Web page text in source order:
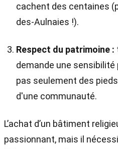
cachent des centaines
des-Aulnaies !).
Respect du patrimoine :
demande une sensibilité
pas seulement des
d'une communauté.
L’achat d’un bâtiment
passionnant, mais il